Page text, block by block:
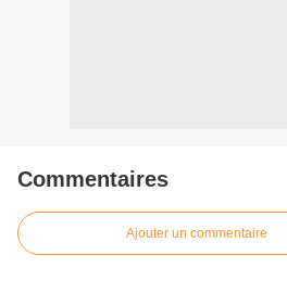
Commentaires
Ajouter un commentaire